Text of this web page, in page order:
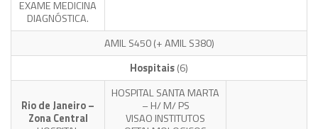
EXAME MEDICINA
DIAGNÓSTICA.
AMIL S450(+ AMIL S380)
Hospitais(6)
Rio de Janeiro –
Zona Central
HOSPITAL SANTA MARTA
– H/ M/ PS
VISAO INSTITUTOS